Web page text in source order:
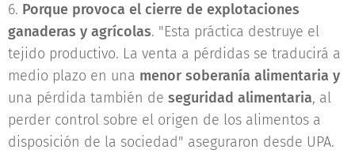
6. Porque provoca el cierre de explotaciones
ganaderas y agrícolas. "Esta práctica destruye el
tejido productivo. La venta a pérdidas se traducirá a
medio plazo en una menor soberanía alimentaria y
una pérdida también de seguridad alimentaria, al
perder control sobre el origen de los alimentos a
disposición de la sociedad" aseguraron desde UPA.